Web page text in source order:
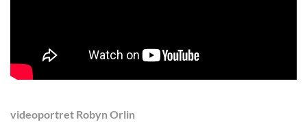
videoportret Robyn Orlin